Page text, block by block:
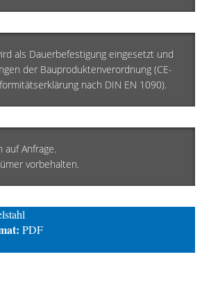
als Dauerbefestigung eingesetzt und
der Bauproduktenverordnung (CE-
nach DIN EN 1090).
auf Anfrage.
vorbehalten.
PDF